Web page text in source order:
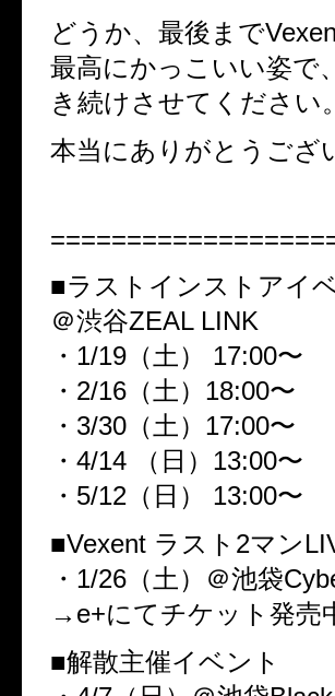
どうか、最後まで
最高にかっこいい姿で
き続けさせてください。
本当にありがとうござ
■ラストインストアイ
＠渋谷ZEAL LINK
・1/19（土） 17:00〜
・2/16（土）18:00〜
・3/30（土）17:00〜
・4/14 （日）13:00〜
・5/12（日） 13:00〜
■Vexent ラスト2マン
・1/26（土）＠池袋
→e+にてチケット発売
■解散主催イベント